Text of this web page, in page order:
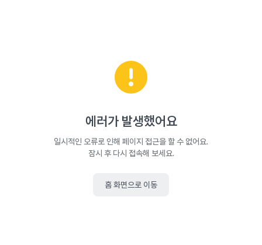
에러가 발생했어요
일시적인 오류로 인해 페이지 접근을 할 수 없어요.
잠시 후 다시 접속해 보세요.
홈 화면으로 이동